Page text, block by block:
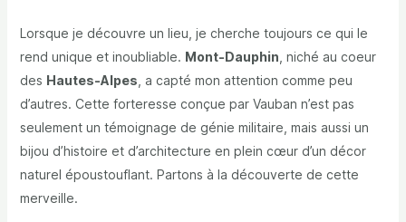
Lorsque je découvre un lieu, je cherche toujours ce qui le
rend unique et inoubliable. Mont-Dauphin , niché au coeur
des Hautes-Alpes , a capté mon attention comme peu
d’autres. Cette forteresse conçue par Vauban n’est pas
seulement un témoignage de génie militaire, mais aussi un
bijou d’histoire et d’architecture en plein cœur d’un décor
naturel époustouflant. Partons à la découverte de cette
merveille.